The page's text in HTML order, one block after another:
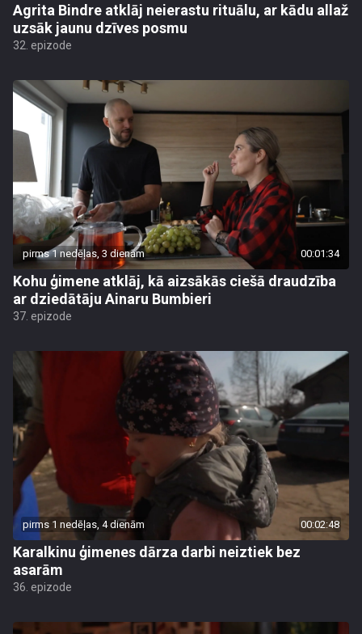
Agrita Bindre atklāj neierastu rituālu, ar kādu allaž
uzsāk jaunu dzīves posmu
32. epizode
pirms 1 nedēļas, 3 dienām 00:01:34
Kohu ģimene atklāj, kā aizsākās ciešā draudzība
ar dziedātāju Ainaru Bumbieri
37. epizode
pirms 1 nedēļas, 4 dienām 00:02:48
Karalkinu ģimenes dārza darbi neiztiek bez
asarām
36. epizode